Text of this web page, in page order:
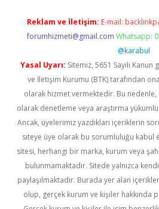
Reklam ve İletişim: E-mail:
forumhizmeti@gmail.com Whatsapp:
@karabul
Yasal Uyarı: Sitemiz, 5651 Sayılı
ve İletişim Kurumu (BTK) tarafından
olarak hizmet vermektedir. Bu
olarak denetleme veya araştırma
Ancak, üyelerimiz yazdıkları içeriklerin
siteye üye olarak bu sorumluluğu kabul
sitesi, herhangi bir marka, kurum veya
bulunmamaktadır. Sitede yalnızca
paylaşılmaktadır. Burada yer alan
olup, gerçek kurum ve kişiler hakkında